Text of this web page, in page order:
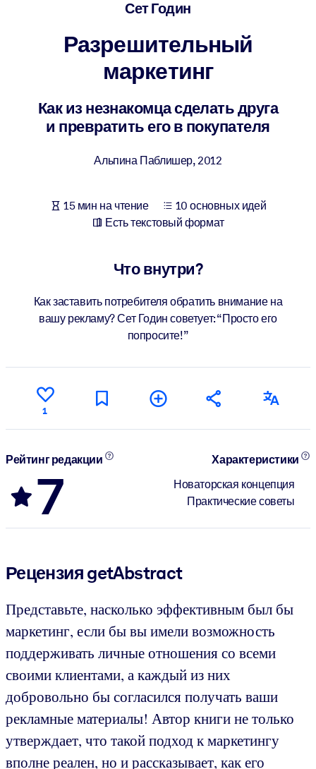
ПО СИСТЕМАМ
Интегрируйте краткие проверенные знания в вашу LMS/LXP для
лучших результатов обучения.
Для корпоративных библиотек
Используйте надежные структурированные знания для
Сет Годин
Разрешительный
маркетинг
Как из незнакомца сделать друга
и превратить его в покупателя
Альпина Паблишер,2012
15 мин на чтение
10 основных идей
Есть текстовый формат
Что внутри?
Как заставить потребителя обратить внимание на
вашу рекламу? Сет Годин советует: “Просто его
попросите!”
1
Рейтинг редакции
7
Характеристики
Новаторская концепция
Практические советы
Рецензия getAbstract
Представьте, насколько эффективным был бы
маркетинг, если бы вы имели возможность
поддерживать личные отношения со всеми
своими клиентами, а каждый из них
добровольно бы согласился получать ваши
рекламные материалы! Автор книги не только
утверждает, что такой подход к маркетингу
вполне реален, но и рассказывает, как его